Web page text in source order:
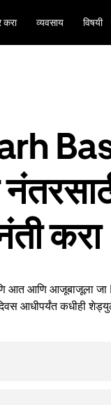
करा व्यवसाय विषयी
करा
आत आणि आजूबाजूला
आधीपर्यंत कधीही